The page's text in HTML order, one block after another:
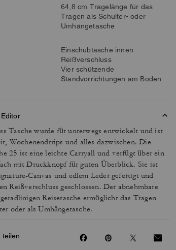
64,8 cm Tragelänge für das
Tragen als Schulter- oder
Umhängetasche
Einschubtasche innen
Reißverschluss
Vier schützende
Standvorrichtungen am Boden
Tasche wurde für unterwegs entwickelt und ist
Wochenendtrips und alles dazwischen. Die
25 ist eine leichte Carryall und verfügt über ein
mit Druckknopf für guten Überblick. Sie ist
Canvas und edlem Leder gefertigt und
Reißverschluss geschlossen. Der abnehmbare
Reisetasche ermöglicht das Tragen
oder als Umhängetasche.
teilen